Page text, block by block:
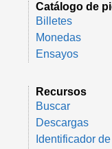
Catálogo de
Billetes
Monedas
Ensayos
Recursos
Buscar
Descargas
Identificador